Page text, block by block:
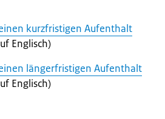
kurzfristigen Aufenthalt
Englisch)
längerfristigen Aufenthalt
Englisch)